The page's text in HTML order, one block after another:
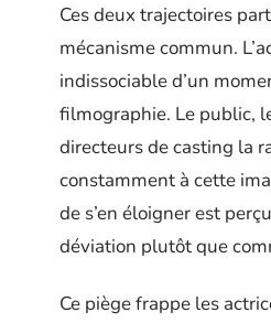
Ces deux trajectoires
mécanisme commun.
indissociable d’un
filmographie. Le public,
directeurs de casting la
constamment à cette
de s’en éloigner est
déviation plutôt que
Ce piège frappe les